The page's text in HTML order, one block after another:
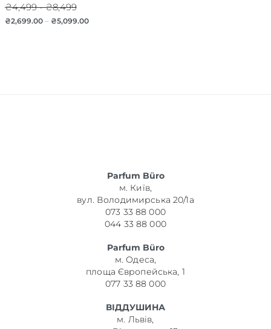
₴4,499 - ₴8,499
₴2,699.00– ₴5,099.00
Parfum Büro
м. Київ,
вул. Володимирська 20/1а
073 33 88 000
044 33 88 000
Parfum Büro
м. Одеса,
площа Європейська, 1
077 33 88 000
ВІДДУШИНА
м. Львів,